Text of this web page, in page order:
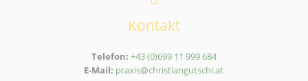
Kontakt
Telefon: +43 (0)699 11 999 684
E-Mail: praxis@christiangutschi.at